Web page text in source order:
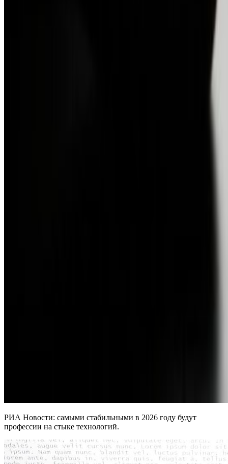
РИА Новости: самыми стабильными в 2026 году будут
профессии на стыке технологий.